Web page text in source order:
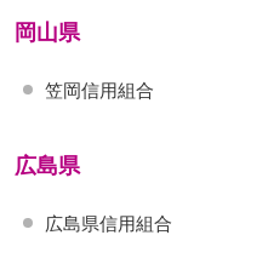
岡山県
笠岡信用組合
広島県
広島県信用組合